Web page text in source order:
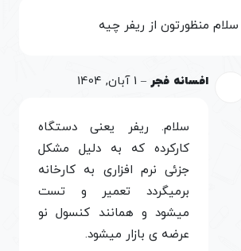
سلام منظورتون از ریفر چیه
افسانه فجر – 1 آبان, 1404
سلام. ریفر یعنی دستگاه
کارکرده که به دلیل مشکل
جزئی نرم افزاری به کارخانه
برمیگردد تعمیر و تست
میشود و همانند کنسول نو
عرضه ی بازار میشود.